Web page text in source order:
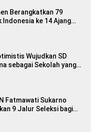
Berangkatkan 79
Indonesia ke 14 Ajang
Wujudkan SD
sebagai Sekolah yang
Fatmawati Sukarno
9 Jalur Seleksi bagi